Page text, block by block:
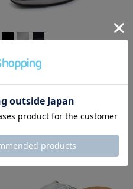
WASH
17,600
35(22.5cm)-40(25.0cm)